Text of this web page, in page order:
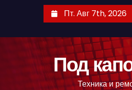
Пт. Авг 7th, 2026
Под
Техника и